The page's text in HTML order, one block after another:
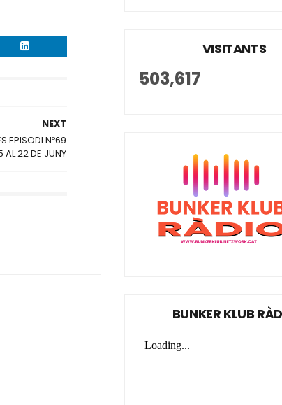
NEXT
EPISODI Nº69
AL 22 DE JUNY
VISITANTS
503,617
BUNKER KLUB